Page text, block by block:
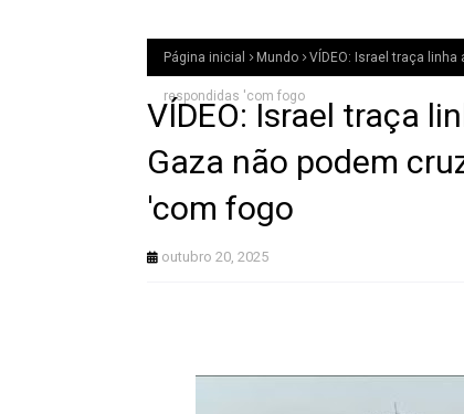
Página inicial Mundo VÍDEO: Israel traça
respondidas 'com fogo
VÍDEO: Israel traça
Gaza não podem
'com fogo
outubro 20, 2025